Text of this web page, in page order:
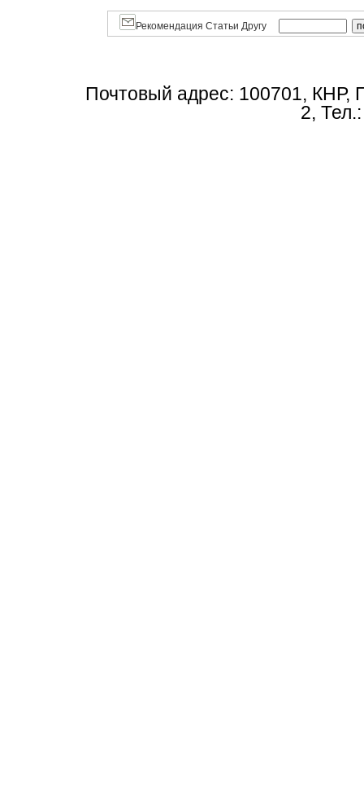
Рекомендация Статьи Другу
Почтовый адрес: 100701, КНР,
2,